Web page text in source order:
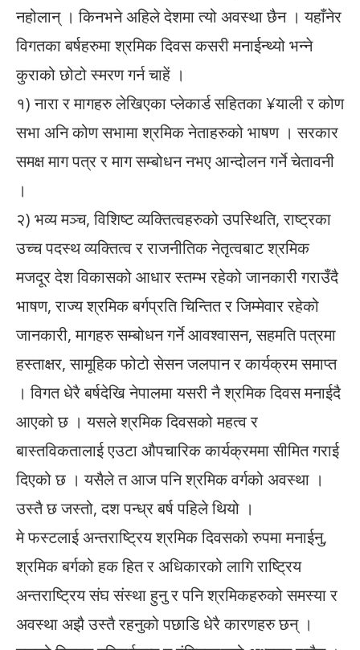
नहोलान् । किनभने अहिले देशमा त्यो अवस्था छैन । यहाँनेर
विगतका बर्षहरुमा श्रमिक दिवस कसरी मनाईन्थ्यो भन्ने
कुराको छोटो स्मरण गर्न चाहें ।
१) नारा र मागहरु लेखिएका प्लेकार्ड सहितका ¥याली र कोण
सभा अनि कोण सभामा श्रमिक नेताहरुको भाषण । सरकार
समक्ष माग पत्र र माग सम्बोधन नभए आन्दोलन गर्ने चेतावनी
।
२) भव्य मञ्च, विशिष्ट व्यक्तित्वहरुको उपस्थिति, राष्ट्रका
उच्च पदस्थ व्यक्तित्व र राजनीतिक नेतृत्वबाट श्रमिक
मजदूर देश विकासको आधार स्तम्भ रहेको जानकारी गराउँदै
भाषण, राज्य श्रमिक बर्गप्रति चिन्तित र जिम्मेवार रहेको
जानकारी, मागहरु सम्बोधन गर्ने आवश्वासन, सहमति पत्रमा
हस्ताक्षर, सामूहिक फोटो सेसन जलपान र कार्यक्रम समाप्त
। विगत धेरै बर्षदेखि नेपालमा यसरी नै श्रमिक दिवस मनाईदै
आएको छ । यसले श्रमिक दिवसको महत्व र
बास्तविकतालाई एउटा औपचारिक कार्यक्रममा सीमित गराई
दिएको छ । यसैले त आज पनि श्रमिक वर्गको अवस्था ।
उस्तै छ जस्तो, दश पन्ध्र बर्ष पहिले थियो ।
मे फस्टलाई अन्तराष्ट्रिय श्रमिक दिवसको रुपमा मनाईनु,
श्रमिक बर्गको हक हित र अधिकारको लागि राष्ट्रिय
अन्तराष्ट्रिय संघ संस्था हुनु र पनि श्रमिकहरुको समस्या र
अवस्था अझै उस्तै रहनुको पछाडि धेरै कारणहरु छन् ।